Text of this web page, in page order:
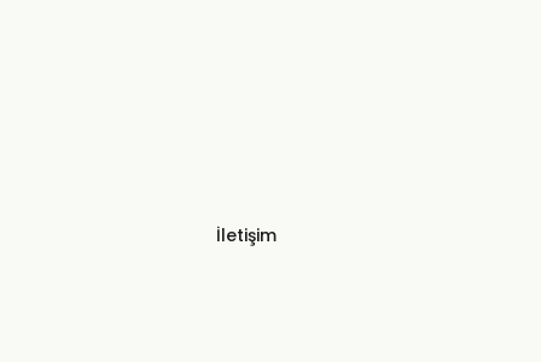
İletişim